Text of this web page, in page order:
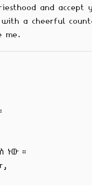
and accept
a cheerful
me.
ነው።